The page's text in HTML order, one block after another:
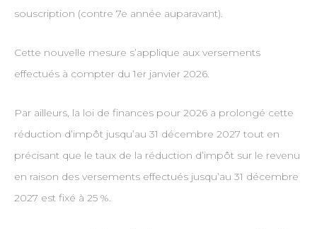
souscription (contre 7e année auparavant).
Cette nouvelle mesure s’applique aux versements
effectués à compter du 1er janvier 2026.
Par ailleurs, la loi de finances pour 2026 a prolongé cette
réduction d’impôt jusqu’au 31 décembre 2027 tout en
précisant que le taux de la réduction d’impôt sur le revenu
en raison des versements effectués jusqu’au 31 décembre
2027 est fixé à 25 %.